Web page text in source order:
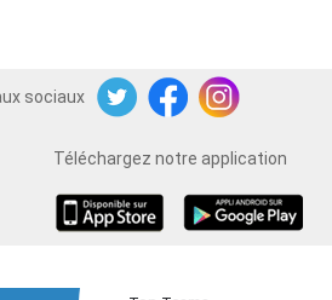
sociaux
TwitterFacebookInstagram
Téléchargez notre application